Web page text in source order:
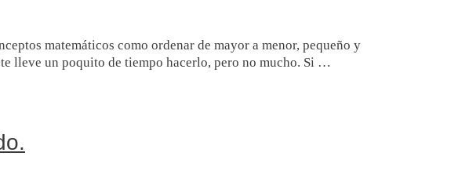
matemáticos como ordenar de mayor a menor, pequeño y
lleve un poquito de tiempo hacerlo, pero no mucho. Si …